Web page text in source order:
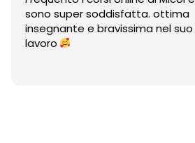
sono super soddisfatta. ottima
insegnante e bravissima nel suo
lavoro